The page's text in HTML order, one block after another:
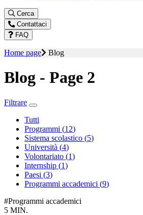
Cerca
Contattaci
FAQ
Home page Blog
Blog - Page 2
Filtrare
Tutti
Programmi (12)
Sistema scolastico (5)
Università (4)
Volontariato (1)
Internship (1)
Paesi (3)
Programmi accademici (9)
#Programmi accademici
5 MIN.